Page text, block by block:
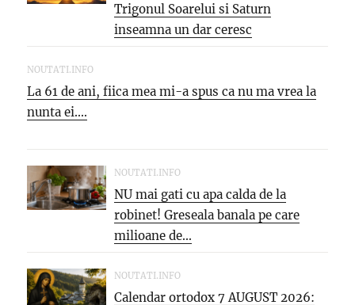
Trigonul Soarelui si Saturn
inseamna un dar ceresc
NOUTATI.INFO
La 61 de ani, fiica mea mi-a spus ca nu ma vrea la
nunta ei....
NOUTATI.INFO
NU mai gati cu apa calda de la
robinet! Greseala banala pe care
milioane de...
NOUTATI.INFO
Calendar ortodox 7 AUGUST 2026: